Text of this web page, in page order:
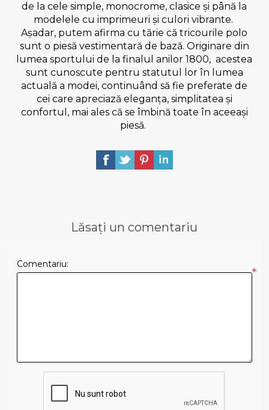
de la cele simple, monocrome, clasice și până la
modelele cu imprimeuri și culori vibrante.
Așadar, putem afirma cu tărie că tricourile polo
sunt o piesă vestimentară de bază. Originare din
lumea sportului de la finalul anilor 1800, acestea
sunt cunoscute pentru statutul lor în lumea
actuală a modei, continuând să fie preferate de
cei care apreciază eleganța, simplitatea și
confortul, mai ales că se îmbină toate în aceeași
piesă.
Lăsați un comentariu
Comentariu:
*